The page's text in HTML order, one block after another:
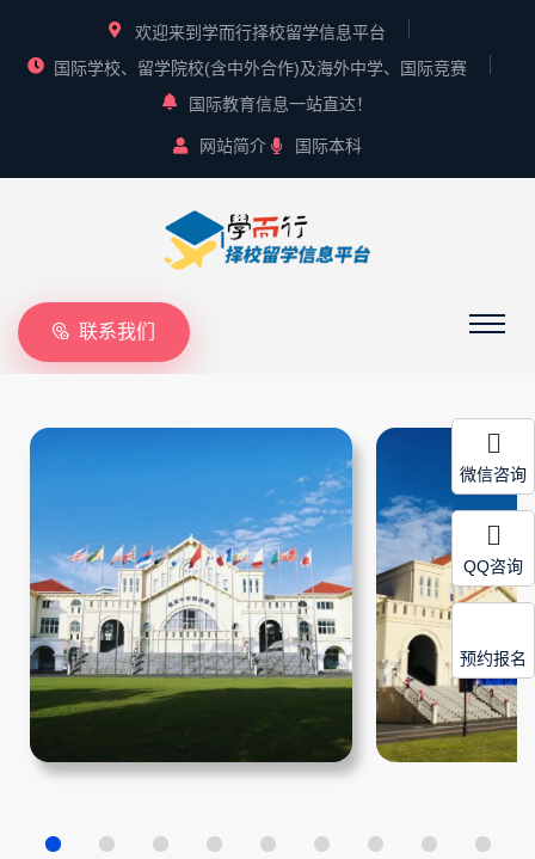
欢迎来到学而行择校留学信息平台
国际学校、留学院校(含中外合作)及海外中学、国际竞赛
国际教育信息一站直达！
网站简介 国际本科
联系我们
微信咨询
QQ咨询
预约报名